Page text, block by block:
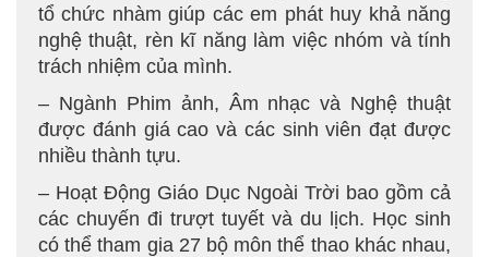
tổ chức nhàm giúp các em phát huy khả năng
nghệ thuật, rèn kĩ năng làm việc nhóm và tính
trách nhiệm của mình.
– Ngành Phim ảnh, Âm nhạc và Nghệ thuật
được đánh giá cao và các sinh viên đạt được
nhiều thành tựu.
– Hoạt Động Giáo Dục Ngoài Trời bao gồm cả
các chuyến đi trượt tuyết và du lịch. Học sinh
có thể tham gia 27 bộ môn thể thao khác nhau,